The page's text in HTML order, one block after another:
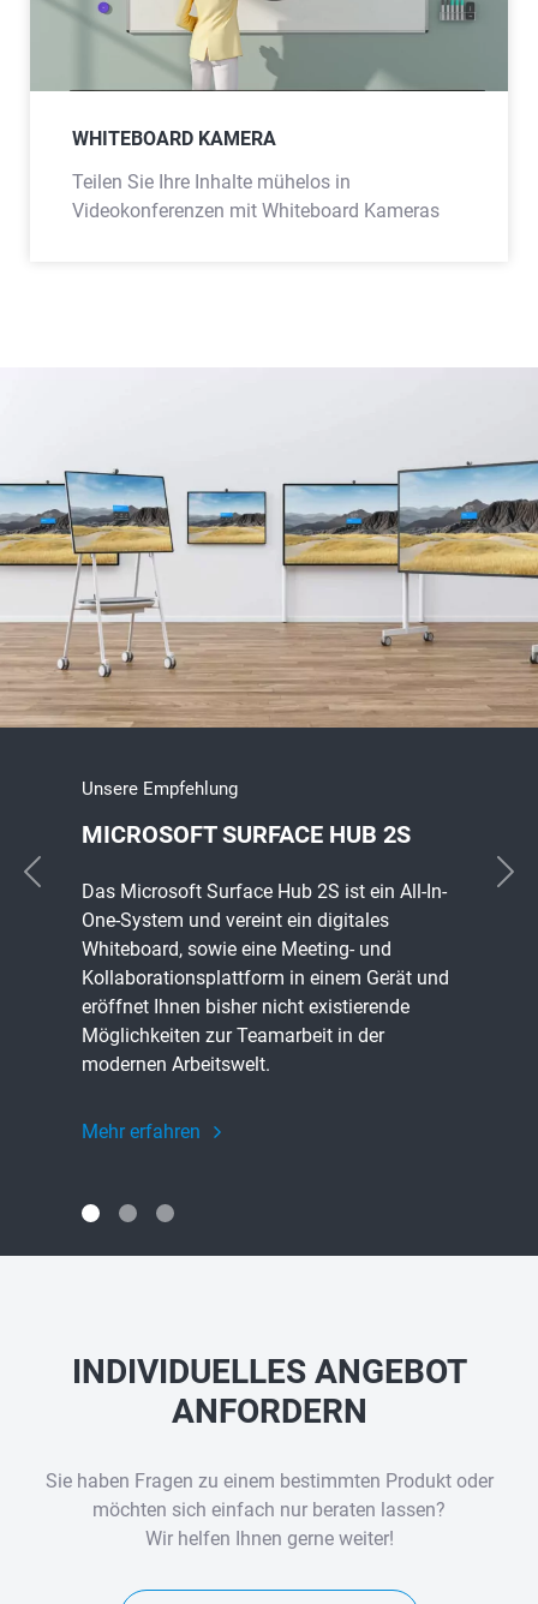
WHITEBOARD KAMERA
Teilen Sie Ihre Inhalte mühelos in
Videokonferenzen mit Whiteboard Kameras
Unsere Empfehlung
MICROSOFT SURFACE HUB 2S
Das Microsoft Surface Hub 2S ist ein All-In-
One-System und vereint ein digitales
Whiteboard, sowie eine Meeting- und
Kollaborationsplattform in einem Gerät und
eröffnet Ihnen bisher nicht existierende
Möglichkeiten zur Teamarbeit in der
modernen Arbeitswelt.
Mehr erfahren
Unsere Empfehlung
INTERAKTIVE WHITEBOARDS FÜR
Die neuen Interactive Whiteboards A-Serie
von Ricoh kombinieren ein angenehmes
Schreibgefühl mit einem hochauflösenden
Display – entwickelt für eine moderne
Lernumgebung.
Vorherige Folie
INDIVIDUELLES ANGEBOT
ANFORDERN
Sie haben Fragen zu einem bestimmten Produkt oder
möchten sich einfach nur beraten lassen?
Wir helfen Ihnen gerne weiter!